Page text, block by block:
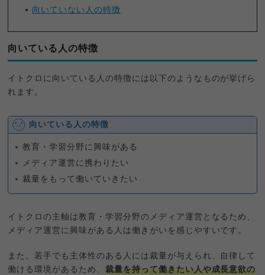
向いていない人の特徴
向いている人の特徴
イトクロに向いている人の特徴には以下のようなものが挙げら
れます。
向いている人の特徴
教育・学習分野に興味がある
メディア運営に携わりたい
裁量をもって働いていきたい
イトクロの主軸は教育・学習分野のメディア運営となるため、
メディア運営に興味がある人は働きがいを感じやすいです。
また、若手でも主体性のある人には裁量が与えられ、自律して
働ける環境があるため、 裁量を持って働きたい人や成長意欲の